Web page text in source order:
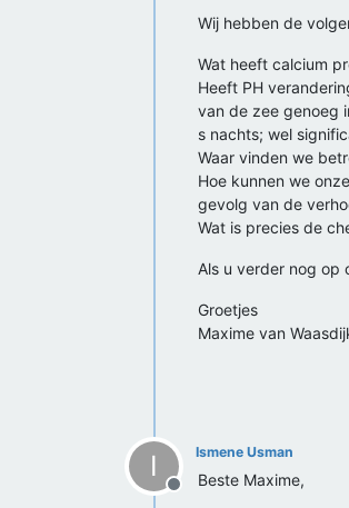
Wij hebben de
Wat heeft calcium
Heeft PH
van de zee genoeg
s nachts; wel
Waar vinden we
Hoe kunnen we
gevolg van de
Wat is precies de
Als u verder nog op
Groetjes
Maxime van
I
Offline
Ismene Usman
Beste Maxime,